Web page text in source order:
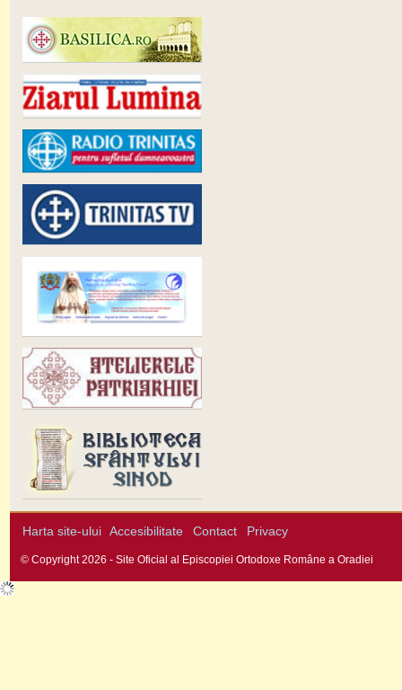
Harta site-ului Accesibilitate Contact Privacy
© Copyright 2026 - Site Oficial al Episcopiei Ortodoxe Române a Oradiei